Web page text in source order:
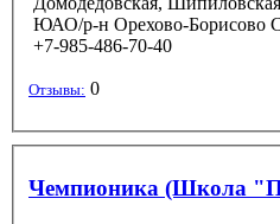
ЮАО/р-н Орехово-Борисово
+7-985-486-70-40
Отзывы: 0
Чемпионика (Школа